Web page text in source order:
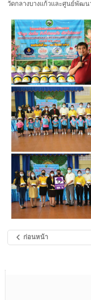
วัดกลางบางแก้วและศูนย์พัฒน
ก่อนหน้า